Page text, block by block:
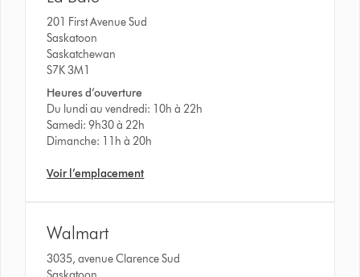
201 First Avenue Sud
Saskatoon
Saskatchewan
S7K 3M1
Heures d’ouverture
Du lundi au vendredi: 10h à 22h
Samedi: 9h30 à 22h
Dimanche: 11h à 20h
Voir l’emplacement
Walmart
3035, avenue Clarence Sud